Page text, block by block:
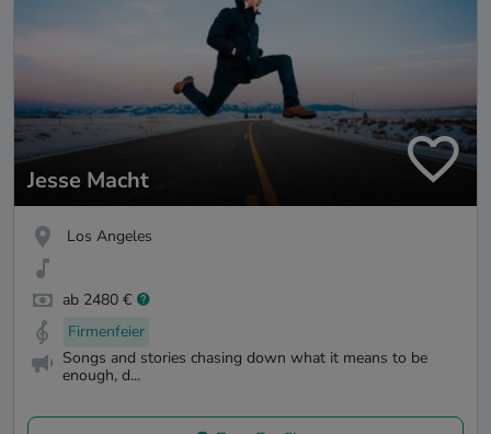
Jesse Macht
Los Angeles
ab 2480 €
Firmenfeier
Songs and stories chasing down what it means to be
enough, d...